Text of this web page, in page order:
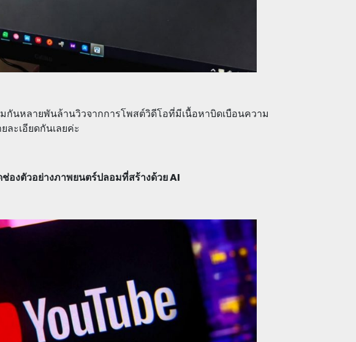
กันหลายพันล้านวิวจากการโพสต์วิดีโอที่มีเนื้อหาบิดเบือนความ
ละเอียดกันเลยค่ะ
องตัวอย่างภาพยนตร์ปลอมที่สร้างด้วย AI